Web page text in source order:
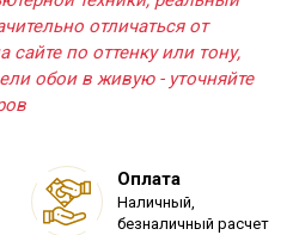
отличаться от
сайте по оттенку или тону,
обои в живую - уточняйте
Оплата
Наличный,
безналичный расчет